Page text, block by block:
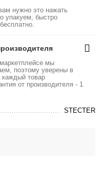
нужно это нажать
упакуем, быстро
мы
поэтому уверены в
каждый товар
от производителя - 1
STECTER